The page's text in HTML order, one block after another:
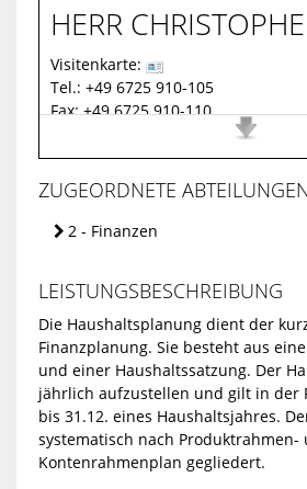
Gebäude:
Raum-Nr.:227
Stockwerk:2. Stock
Hospitalstraße 22
FUNKTION
stellvertretende
HERR
Visitenkarte:
Tel.: +49 6725 910-105
Fax:+49 6725 910-110
https://www.vg-gau-
E-Mail:christopher.marx@vg-
POSTADRESSE
Raum-Nr.:228
Hospitalstraße 22
FUNKTION
Fachbereichsleiter
Details
ZUGEORDNETE
2 - Finanzen
LEISTUNGSBESCHREIBUNG
Die Haushaltsplanung dient der
Finanzplanung. Sie besteht aus
und einer Haushaltssatzung. Der
jährlich aufzustellen und gilt in der
bis 31.12. eines Haushaltsjahres.
systematisch nach Produktrahmen-
Kontenrahmenplan gegliedert.